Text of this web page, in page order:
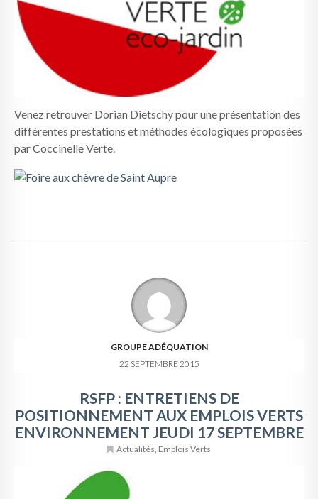
Venez retrouver Dorian Dietschy pour une présentation des
différentes prestations et méthodes écologiques proposées
par Coccinelle Verte.
GROUPE ADÉQUATION
22 SEPTEMBRE 2015
RSFP : ENTRETIENS DE
POSITIONNEMENT AUX EMPLOIS VERTS
ENVIRONNEMENT JEUDI 17 SEPTEMBRE
Actualités Emplois Verts